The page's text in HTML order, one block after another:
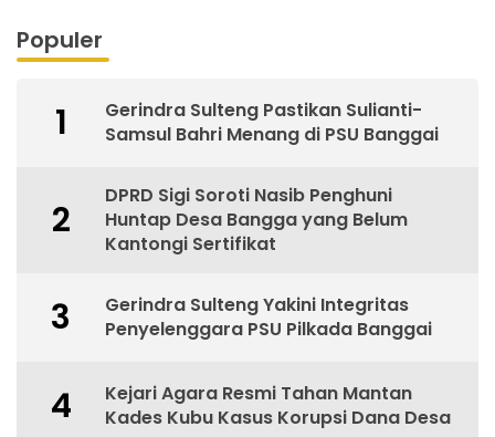
Populer
1
Gerindra Sulteng Pastikan Sulianti-
Samsul Bahri Menang di PSU Banggai
2
DPRD Sigi Soroti Nasib Penghuni
Huntap Desa Bangga yang Belum
Kantongi Sertifikat
3
Gerindra Sulteng Yakini Integritas
Penyelenggara PSU Pilkada Banggai
4
Kejari Agara Resmi Tahan Mantan
Kades Kubu Kasus Korupsi Dana Desa